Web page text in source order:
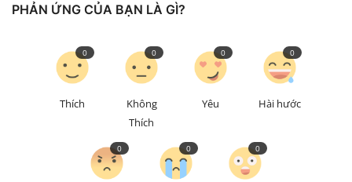
PHẢN ỨNG CỦA BẠN LÀ GÌ?
Thích
0
Không
Thích
0
Yêu
0
Hài hước
0
0 0 0